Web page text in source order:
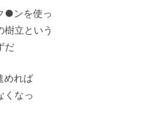
●ンを使っ
樹立という
だ
めれば
くなっ